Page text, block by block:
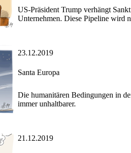
US-Präsident Trump verhängt
Unternehmen. Diese Pipeline wird
23.12.2019
Santa Europa
Die humanitären Bedingungen in
immer unhaltbarer.
21.12.2019